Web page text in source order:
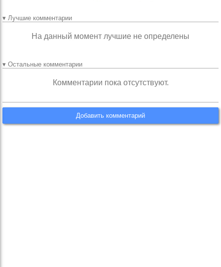
▾ Лучшие комментарии
На данный момент лучшие не определены
▾ Остальные комментарии
Комментарии пока отсутствуют.
Добавить комментарий